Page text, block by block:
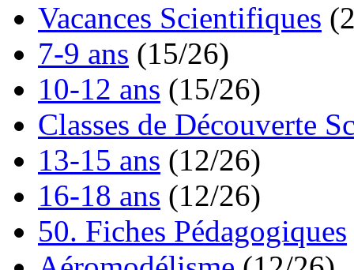
Vacances Scientifiques
7-9 ans (15/26)
10-12 ans (15/26)
Classes de Découverte
13-15 ans (12/26)
16-18 ans (12/26)
50. Fiches Pédagogiques